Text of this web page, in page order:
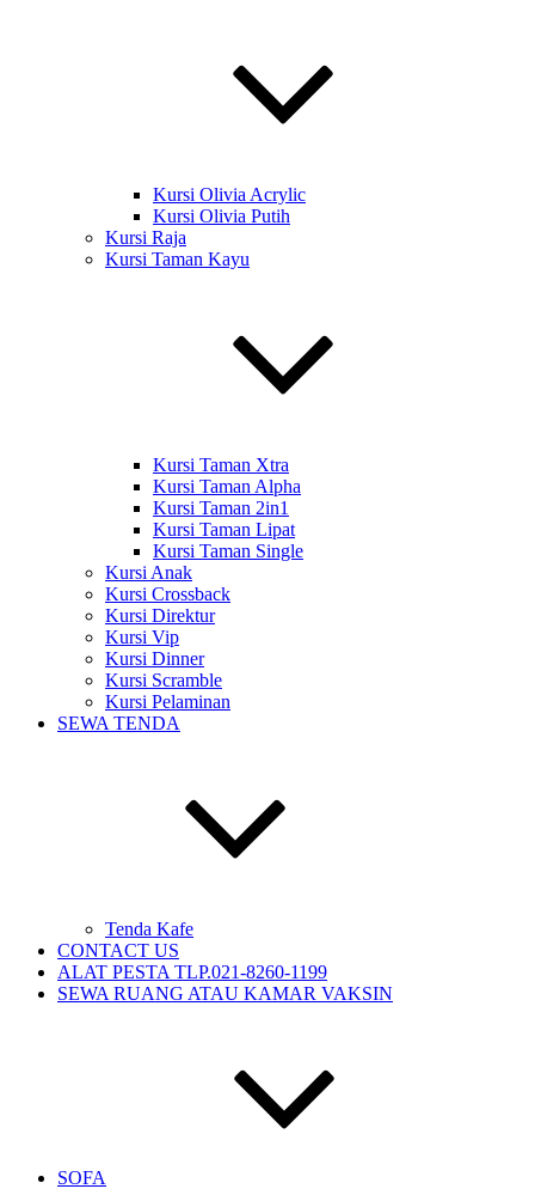
Kursi Olivia Acrylic
Kursi Olivia Putih
Kursi Raja
Kursi Taman Kayu
Kursi Taman Xtra
Kursi Taman Alpha
Kursi Taman 2in1
Kursi Taman Lipat
Kursi Taman Single
Kursi Anak
Kursi Crossback
Kursi Direktur
Kursi Vip
Kursi Dinner
Kursi Scramble
Kursi Pelaminan
SEWA TENDA
Tenda Kafe
CONTACT US
ALAT PESTA TLP.021-8260-1199
SEWA RUANG ATAU KAMAR VAKSIN
SOFA